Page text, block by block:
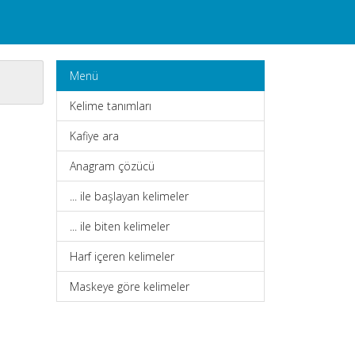
Menü
Kelime tanımları
Kafiye ara
Anagram çözücü
... ile başlayan kelimeler
... ile biten kelimeler
Harf içeren kelimeler
Maskeye göre kelimeler